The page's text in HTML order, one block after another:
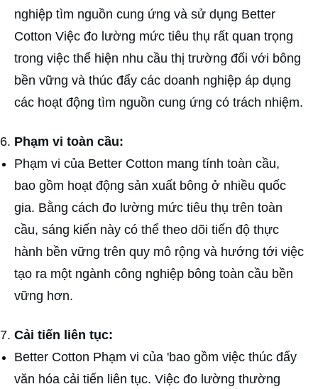
nghiệp tìm nguồn cung ứng và sử dụng Better
Cotton Việc đo lường mức tiêu thụ rất quan trọng
trong việc thể hiện nhu cầu thị trường đối với bông
bền vững và thúc đẩy các doanh nghiệp áp dụng
các hoạt động tìm nguồn cung ứng có trách nhiệm.
Phạm vi toàn cầu:
Phạm vi của Better Cotton mang tính toàn cầu,
bao gồm hoạt động sản xuất bông ở nhiều quốc
gia. Bằng cách đo lường mức tiêu thụ trên toàn
cầu, sáng kiến này có thể theo dõi tiến độ thực
hành bền vững trên quy mô rộng và hướng tới việc
tạo ra một ngành công nghiệp bông toàn cầu bền
vững hơn.
Cải tiến liên tục:
Better Cotton Phạm vi của 'bao gồm việc thúc đẩy
văn hóa cải tiến liên tục. Việc đo lường thường